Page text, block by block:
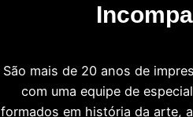
São mais de 20 anos de
com uma equipe de
formados em história da arte,